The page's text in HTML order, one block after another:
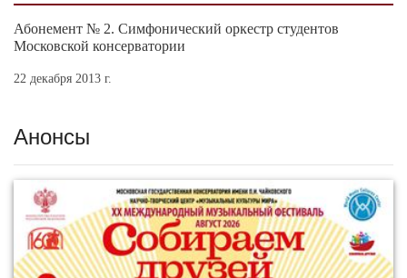
Абонемент № 2. Симфонический оркестр студентов
Московской консерватории
22 декабря 2013 г.
Анонсы